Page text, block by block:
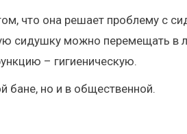
что она решает проблему с
сидушку можно перемещать в
– гигиеническую.
бане, но и в общественной.